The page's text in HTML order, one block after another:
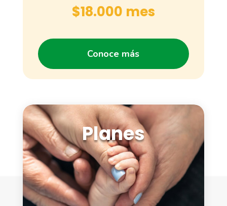
$18.000 mes
Conoce más
Planes